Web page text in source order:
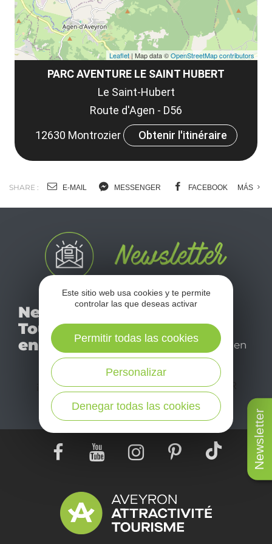
Newsletter
PARC AVENTURE LE SAINT HUBERT
Le Saint-Hubert
Route d'Agen - D56
12630 Montrozier
Obtenir l'itinéraire
Leaflet | Map data ©OpenStreetMap contributors
SHARE : E-MAIL MESSENGER FACEBOOK MÁS
Newsletter
Tourismo
en Aveyron
No se pierda nuestro
disfrutar de su estancia en
el Aveyron.
¡SUSCRÍBASE A NUESTRO NEWSLETTER
AQUÍ!
Este sitio web usa cookies y te permite
controlar las que deseas activar
Denegar todas las cookies
Personalizar
Permitir todas las cookies